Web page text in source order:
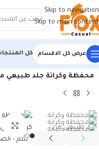
Skip to navigation
Skip to main content
عرض كل الاقسام كل
الرئيسية/منتجات جلد طبيعي
محفظة وكراتة جلد طبيعي